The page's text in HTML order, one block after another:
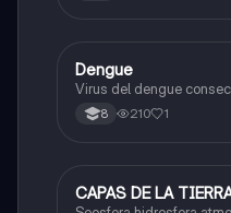
Biologia
Dengue
Virus del dengue
8 210 1
Biologia
CAPAS DE LA